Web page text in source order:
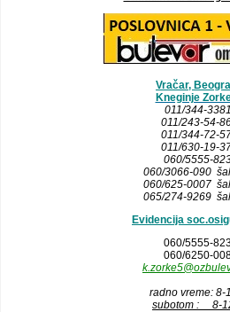
Vračar,
Kneginje
011/344-3381
011/243-54-
011/344-72-
011/630-19-
060/5555-
060/3066-090
060/625-0007
065/274-9269
Evidencija
060/5555-
060/6250-
radno vreme: 8-
subotom : 8-